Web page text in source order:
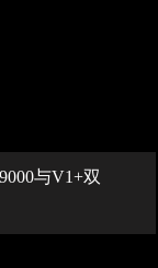
与V1+双